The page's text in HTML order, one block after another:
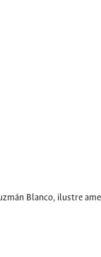
Blanco, ilustre